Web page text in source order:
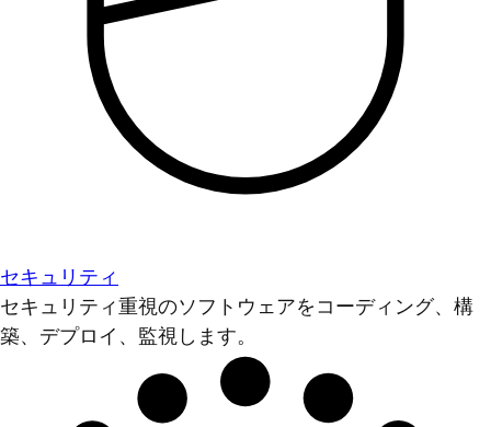
セキュリティ
セキュリティ重視のソフトウェアをコーディング、構
築、デプロイ、監視します。